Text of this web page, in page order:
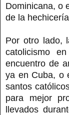
Dominicana, o
de la
Por otro lado,
catolicismo
encuentro de
ya en Cuba, o
santos
para mejor
llevados